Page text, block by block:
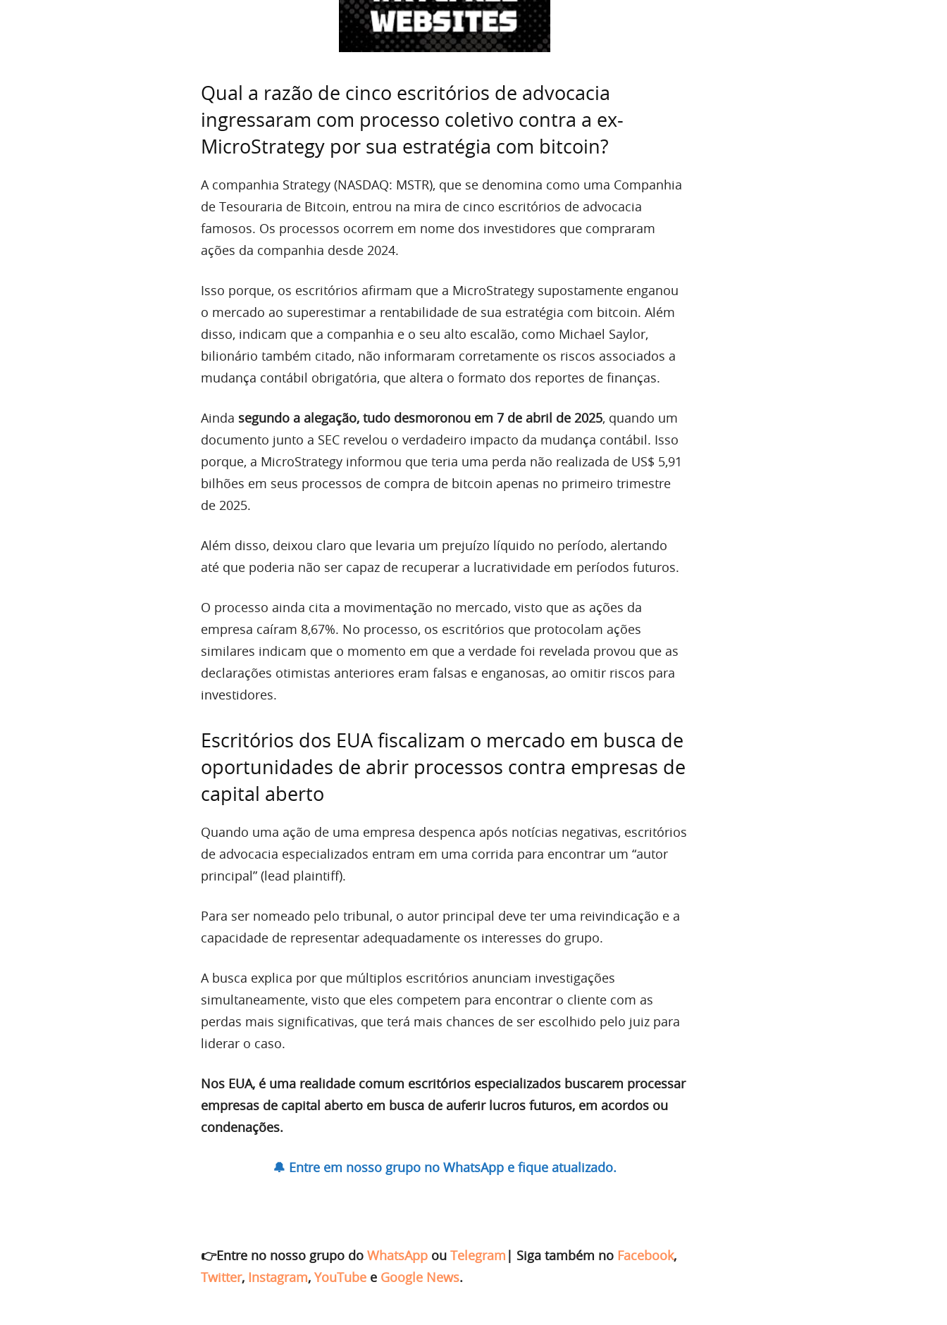
Qual a razão de cinco escritórios de advocacia
ingressaram com processo coletivo contra a ex-
MicroStrategy por sua estratégia com bitcoin?
A companhia Strategy (NASDAQ: MSTR), que se denomina como uma Companhia
de Tesouraria de Bitcoin, entrou na mira de cinco escritórios de advocacia
famosos. Os processos ocorrem em nome dos investidores que compraram
ações da companhia desde 2024.
Isso porque, os escritórios afirmam que a MicroStrategy supostamente enganou
o mercado ao superestimar a rentabilidade de sua estratégia com bitcoin. Além
disso, indicam que a companhia e o seu alto escalão, como Michael Saylor,
bilionário também citado, não informaram corretamente os riscos associados a
mudança contábil obrigatória, que altera o formato dos reportes de finanças.
Ainda segundo a alegação, tudo desmoronou em 7 de abril de 2025, quando um
documento junto a SEC revelou o verdadeiro impacto da mudança contábil. Isso
porque, a MicroStrategy informou que teria uma perda não realizada de US$ 5,91
bilhões em seus processos de compra de bitcoin apenas no primeiro trimestre
de 2025.
Além disso, deixou claro que levaria um prejuízo líquido no período, alertando
até que poderia não ser capaz de recuperar a lucratividade em períodos futuros.
O processo ainda cita a movimentação no mercado, visto que as ações da
empresa caíram 8,67%. No processo, os escritórios que protocolam ações
similares indicam que o momento em que a verdade foi revelada provou que as
declarações otimistas anteriores eram falsas e enganosas, ao omitir riscos para
investidores.
Escritórios dos EUA fiscalizam o mercado em busca de
oportunidades de abrir processos contra empresas de
capital aberto
Quando uma ação de uma empresa despenca após notícias negativas, escritórios
de advocacia especializados entram em uma corrida para encontrar um “autor
principal” (lead plaintiff).
Para ser nomeado pelo tribunal, o autor principal deve ter uma reivindicação e a
capacidade de representar adequadamente os interesses do grupo.
A busca explica por que múltiplos escritórios anunciam investigações
simultaneamente, visto que eles competem para encontrar o cliente com as
perdas mais significativas, que terá mais chances de ser escolhido pelo juiz para
liderar o caso.
Nos EUA, é uma realidade comum escritórios especializados buscarem processar
empresas de capital aberto em busca de auferir lucros futuros, em acordos ou
condenações.
🔔 Entre em nosso grupo no WhatsApp e fique atualizado.
👉Entre no nosso grupo do WhatsApp ou Telegram | Siga também no Facebook,
Twitter, Instagram, YouTube e Google News.